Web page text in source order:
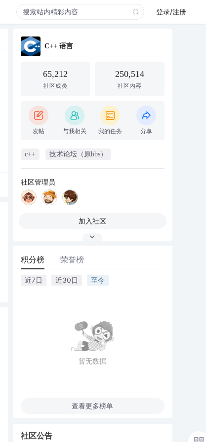
登录/注册
C++ 语言
65,212
社区成员
250,514
社区内容
发帖 与我相关 我的任务 分享
c++ 技术论坛（原bbs）
社区管理员
加入社区
积分榜 荣誉榜
近7日 近30日 至今
暂无数据
查看更多榜单
社区公告